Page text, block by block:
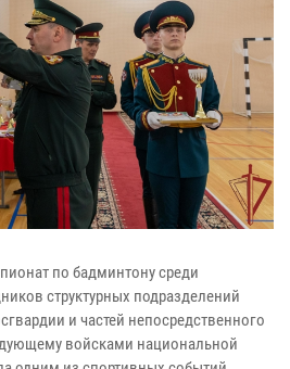
по бадминтону среди
структурных подразделений
и частей непосредственного
войсками национальной